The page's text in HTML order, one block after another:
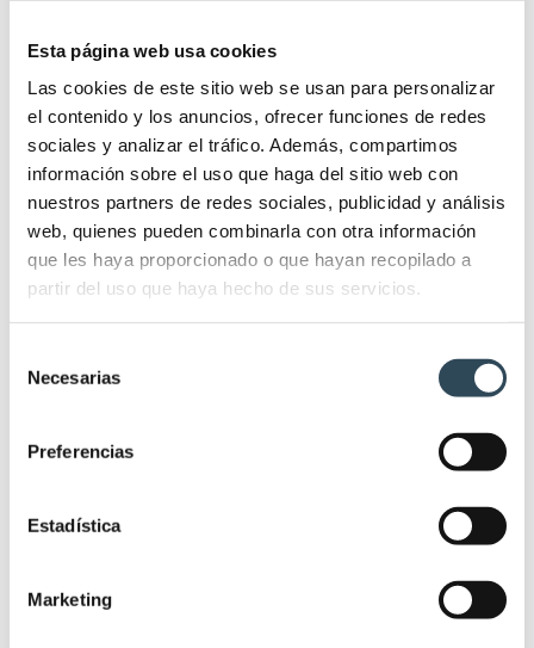
Esta página web usa cookies
Las cookies de este sitio web se usan para personalizar
el contenido y los anuncios, ofrecer funciones de redes
sociales y analizar el tráfico. Además, compartimos
información sobre el uso que haga del sitio web con
nuestros partners de redes sociales, publicidad y análisis
web, quienes pueden combinarla con otra información
que les haya proporcionado o que hayan recopilado a
partir del uso que haya hecho de sus servicios.
Necesarias
Preferencias
Estadística
Marketing
Causas de la hipertensión y
procedimientos para tratarla
Salud,Últimas noticias 30/08/2021Deja un comentario
La tensión arterial elevada es un trastorno que debe
diagnosticarse y tratarse para evitar otros problemas
causas de la hipertension, así como sus diferentes
hipertenso? La hipertensión o tensión arterial alta se